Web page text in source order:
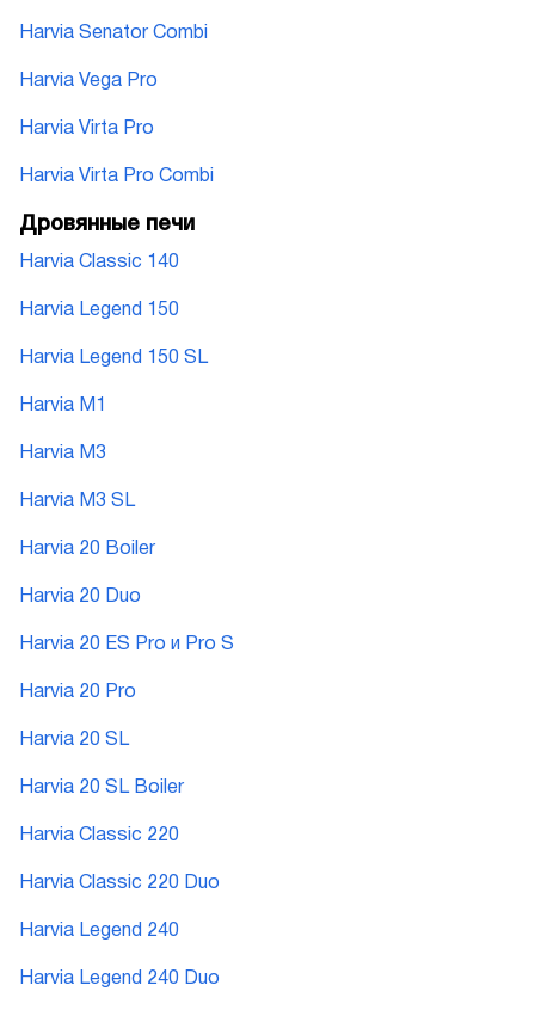
Harvia Senator Combi
Harvia Vega Pro
Harvia Virta Pro
Harvia Virta Pro Combi
Дровянные печи
Harvia Classic 140
Harvia Legend 150
Harvia Legend 150 SL
Harvia M1
Harvia M3
Harvia M3 SL
Harvia 20 Boiler
Harvia 20 Duo
Harvia 20 ES Pro и Pro S
Harvia 20 Pro
Harvia 20 SL
Harvia 20 SL Boiler
Harvia Classic 220
Harvia Classic 220 Duo
Harvia Legend 240
Harvia Legend 240 Duo